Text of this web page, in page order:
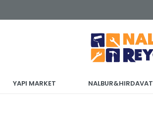
YAPI MARKET NALBUR&HIRDAVAT